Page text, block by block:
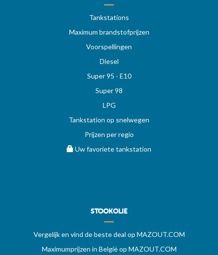
Tankstations
Maximum brandstofprijzen
Voorspellingen
Diesel
Super 95 - E10
Super 98
LPG
Tankstation op snelwegen
Prijzen per regio
Uw favoriete tankstation
STOOKOLIE
Vergelijk en vind de beste deal op MAZOUT.COM
Maximumprijzen in België op MAZOUT.COM